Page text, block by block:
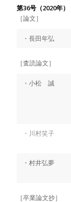
第36号（2020年）
［論文］
・長田年弘
［査読論文］
・小松 誠
・川村笑子
・村井弘夢
［卒業論文抄］